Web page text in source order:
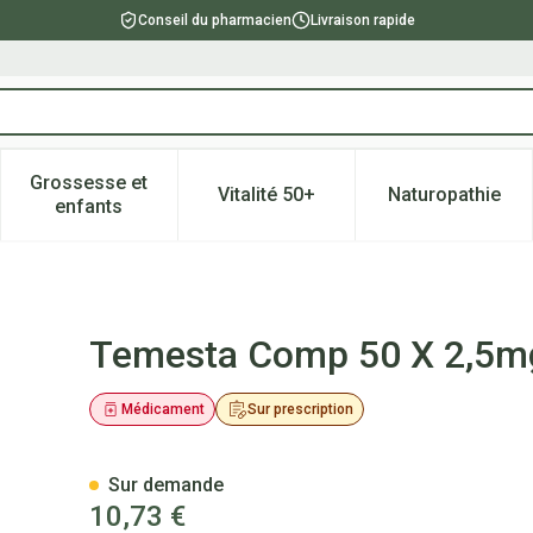
Conseil du pharmacien Livraison rapide
Beauté, soins et hygiène
menu pour la catégorie Régime, alimentation &
Grossesse et
enfantsAfficher le sous-menu pour la catégorie
Vitalité 50+Afficher le sous-menu pour la
Naturopathie
Afficher
Temesta Comp 50 X
Sur prescription
Médicament
10,73 €
Sur demande